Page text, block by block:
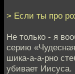
> Если ты про
Не только - я
серию
шика-а-а-рно
убивает Иисуса.